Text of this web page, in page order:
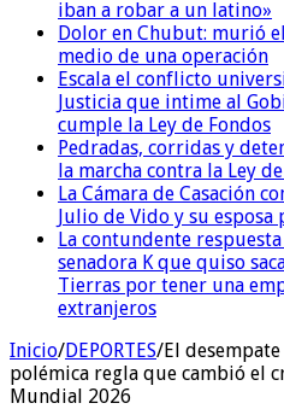
iban a robar a un latino»
Dolor en Chubut: murió
medio de una operación
Escala el conflicto
Justicia que intime al
cumple la Ley de Fondos
Pedradas, corridas y
la marcha contra la Ley
La Cámara de Casación
Julio de Vido y su
La contundente
senadora K que quiso
Tierras por tener una
extranjeros
Inicio/DEPORTES/El
polémica regla que cambió el
Mundial 2026